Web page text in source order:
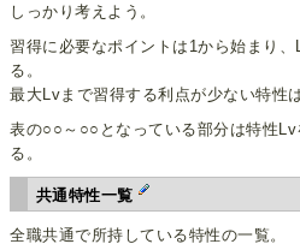
しっかり考えよう。
習得に必要なポイントは1から始まり
る。
最大Lvまで習得する利点が少ない特性
表の○○～○○となっている部分は特性
る。
共通特性一覧
全職共通で所持している特性の一覧。